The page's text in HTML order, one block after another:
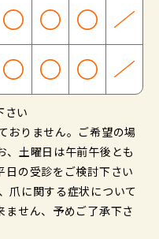
さい
おりません。ご希望の場
、土曜日は午前午後とも
日の受診をご検討下さい
爪に関する症状について
ません、予めご了承下さ